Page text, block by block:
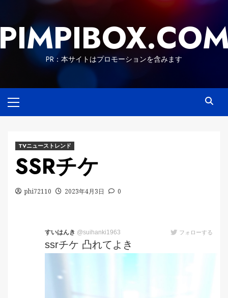
content
PR：本サイトはプロモーションを含みます
Menu
TVニューストレンド
SSRチケ
phi72110 2023年4月3日 0
すいはんき @suihanki1963 フォローする
ssrチケ 凸れてよき